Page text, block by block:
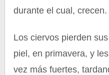
durante el cual, crecen.
Los ciervos pierden
piel, en primavera, y
vez más fuertes,